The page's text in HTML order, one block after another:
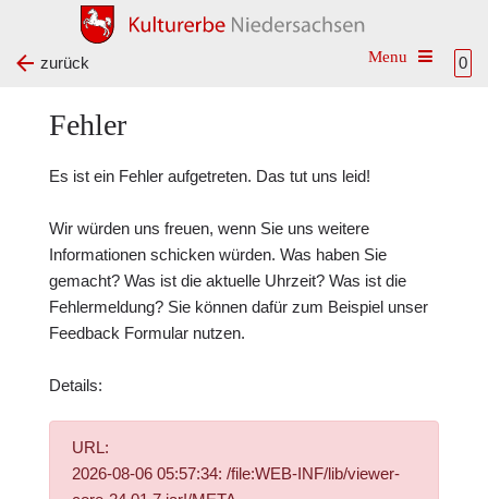
0
Toggle
zurück
Fehler
Es ist ein Fehler aufgetreten. Das tut uns leid!
Wir würden uns freuen, wenn Sie uns weitere
Informationen schicken würden. Was haben Sie
gemacht? Was ist die aktuelle Uhrzeit? Was ist die
Fehlermeldung? Sie können dafür zum Beispiel unser
Feedback Formularnutzen.
Details:
URL:
2026-08-06 05:57:34: /file:WEB-INF/lib/viewer-